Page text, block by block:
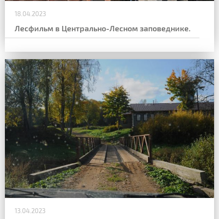
18.04.2023
Лесфильм в Центрально-Лесном заповеднике.
13.04.2023